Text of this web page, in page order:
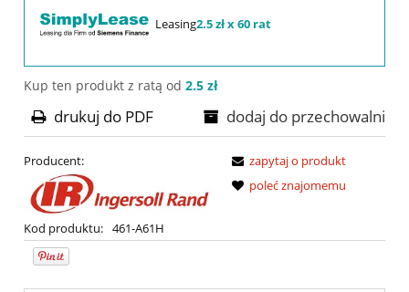
Leasing2.5 zł x 60 rat
Kup ten produkt z ratą od 2.5 zł
dodaj do przechowalni
drukuj do PDF
Producent:
Kod produktu: 461-A61H
zapytaj o produkt
poleć znajomemu